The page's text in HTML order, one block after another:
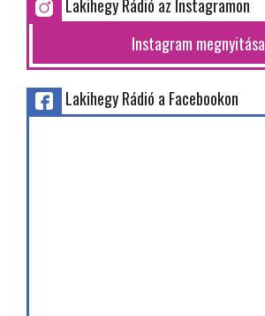
Lakihegy Rádió az Instagramon
Instagram megnyitása
Lakihegy Rádió a Facebookon